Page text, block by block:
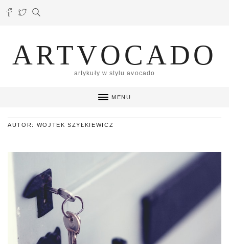
ARTVOCADO
artykuły w stylu avocado
MENU
AUTOR: WOJTEK SZYŁKIEWICZ